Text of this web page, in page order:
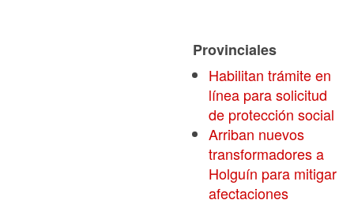
Provinciales
Habilitan trámite en
línea para solicitud
de protección social
Arriban nuevos
transformadores a
Holguín para mitigar
afectaciones